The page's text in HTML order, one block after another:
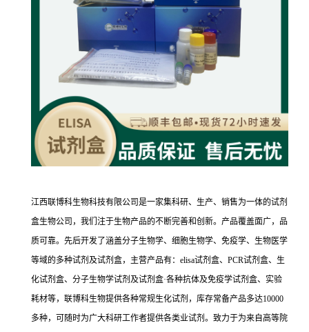
江西联博科生物科技有限公司是一家集科研、生产、销售为一体的试剂
盒生物公司，我们注于生物产品的不断完善和创新。产品覆盖面广，品
质可靠。先后开发了涵盖分子生物学、细胞生物学、免疫学、生物医学
等域的多种试剂及试剂盒，主营产品有：elisa试剂盒、PCR试剂盒、生
化试剂盒、分子生物学试剂及试剂盒·各种抗体及免疫学试剂盒、实验
耗材等，联博科生物提供各种常规生化试剂，库存常备产品多达10000
多种，可随时为广大科研工作者提供各类业试剂。致力于为来自高等院